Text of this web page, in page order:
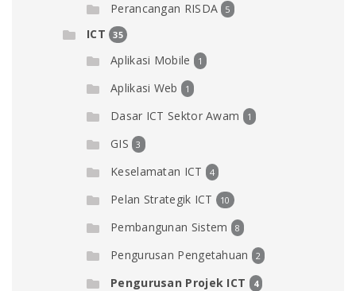
Perancangan RISDA 5
ICT 35
Aplikasi Mobile 1
Aplikasi Web 1
Dasar ICT Sektor Awam 1
GIS 3
Keselamatan ICT 4
Pelan Strategik ICT 10
Pembangunan Sistem 8
Pengurusan Pengetahuan 2
Pengurusan Projek ICT 4